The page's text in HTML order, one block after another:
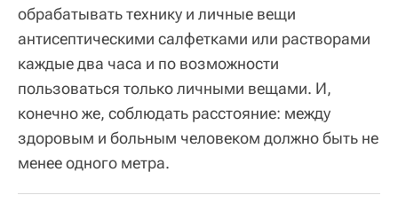
обрабатывать технику и личные вещи
антисептическими салфетками или растворами
каждые два часа и по возможности
пользоваться только личными вещами. И,
конечно же, соблюдать расстояние: между
здоровым и больным человеком должно быть не
менее одного метра.